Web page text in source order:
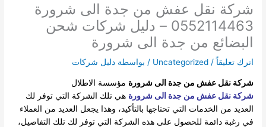
شركة نقل عفش من جدة الى شرورة
0552114463 – دليل شركات شحن
البضائع من جدة الى شرورة
اترك تعليقاً /
Uncategorized / بواسطة دليل شركات
شركة نقل عفش من جدة الى شرورة مؤسسة الاطلال
شركة نقل عفش من جدة الى شرورة هي تلك الشركة التي توفر لك
العديد من الخدمات التي تحتاجها بالتأكيد، وهذا يجعل العديد من العملاء
في رغبة دائمة للحصول على هذه الشركة التي توفر لك تلك التفاصيل،